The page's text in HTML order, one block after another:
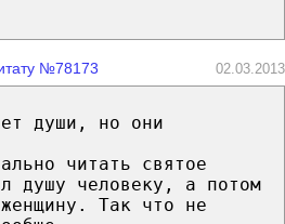
№78173 02.03.2013
души, но они
читать святое
душу человеку, а потом
Так что не